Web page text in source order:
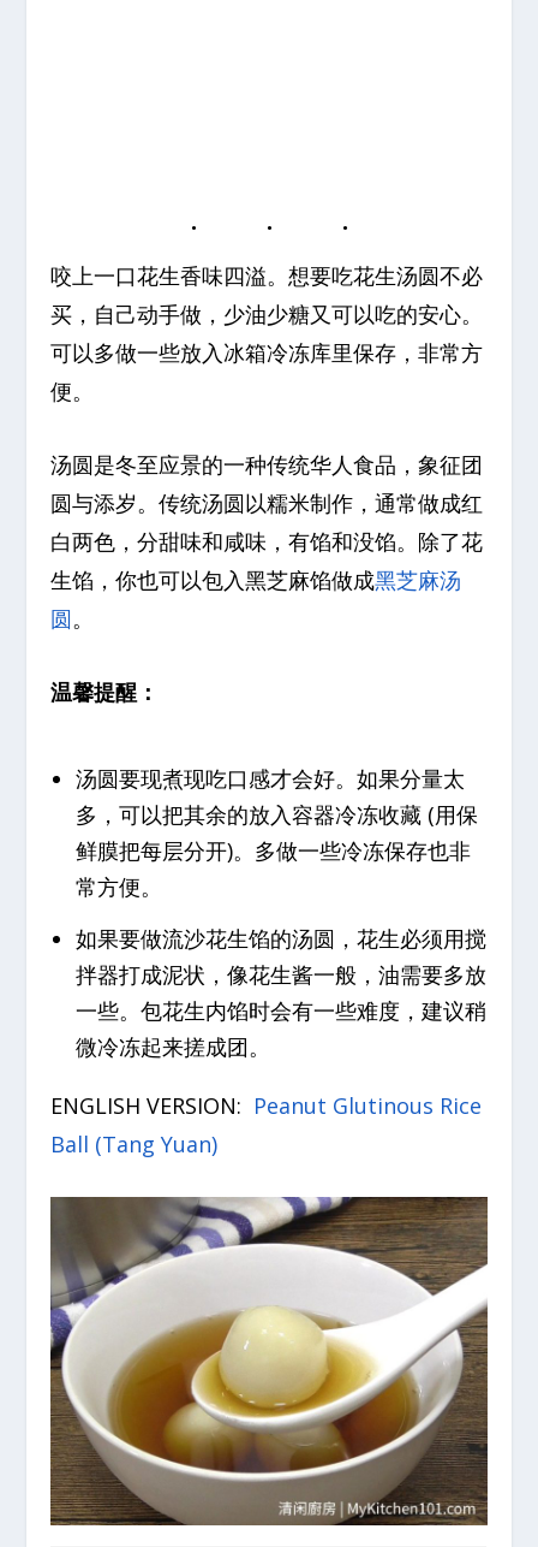
咬上一口花生香味四溢。想要吃花生汤圆不必
买，自己动手做，少油少糖又可以吃的安心。
可以多做一些放入冰箱冷冻库里保存，非常方
便。
汤圆是冬至应景的一种传统华人食品，象征团
圆与添岁。传统汤圆以糯米制作，通常做成红
白两色，分甜味和咸味，有馅和没馅。除了花
生馅，你也可以包入黑芝麻馅做成黑芝麻汤
圆。
温馨提醒：
汤圆要现煮现吃口感才会好。如果分量太
多，可以把其余的放入容器冷冻收藏 (用保
鲜膜把每层分开)。多做一些冷冻保存也非
常方便。
如果要做流沙花生馅的汤圆，花生必须用搅
拌器打成泥状，像花生酱一般，油需要多放
一些。包花生内馅时会有一些难度，建议稍
微冷冻起来搓成团。
ENGLISH VERSION: Peanut Glutinous Rice
Ball (Tang Yuan)